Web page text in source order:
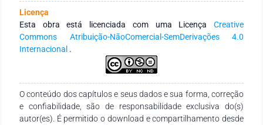
trabalho visa contribuir para o estudo das dinâmicas de
mercado demonstrando o papel fundamental da inovação
nas diferentes escalas administrativas das empresas,
mostrando como a adequação de processos e posturas
convergem para sua maturação organizacional e sucesso a
Licença
Esta obra está licenciada com uma Licença Creative
Commons Atribuição-NãoComercial-SemDerivações 4.0
Internacional .
O conteúdo dos capítulos e seus dados e sua forma, correção
e confiabilidade, são de responsabilidade exclusiva do(s)
autor(es). É permitido o download e compartilhamento desde